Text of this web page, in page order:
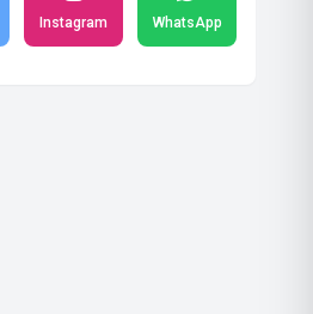
Instagram WhatsApp